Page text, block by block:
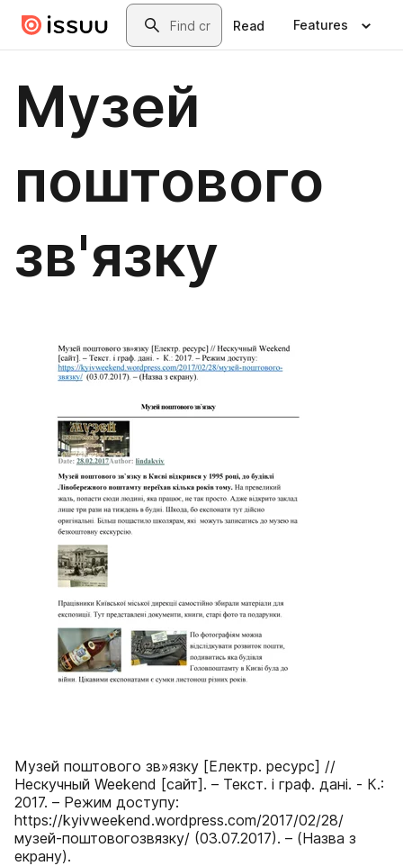
Skip to main contentSearch
Read Features
Музей
поштового
зв'язку
Музей поштового зв»язку [Електр. ресурс] //
Нескучный Weekend [сайт]. – Текст. і граф. дані. - К.:
2017. – Режим доступу:
https://kyivweekend.wordpress.com/2017/02/28/
музей-поштовогозвязку/ (03.07.2017). – (Назва з
екрану).